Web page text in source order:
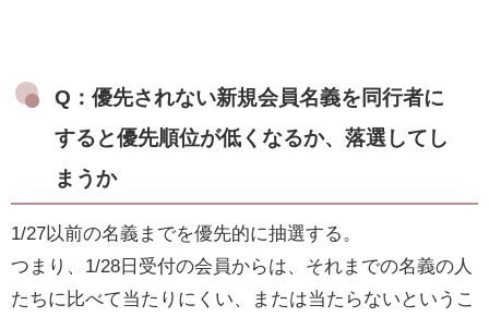
Q：優先されない新規会員名義を同行者に
すると優先順位が低くなるか、落選してし
まうか
1/27以前の名義までを優先的に抽選する。
つまり、1/28日受付の会員からは、それまでの名義の人
たちに比べて当たりにくい、または当たらないというこ